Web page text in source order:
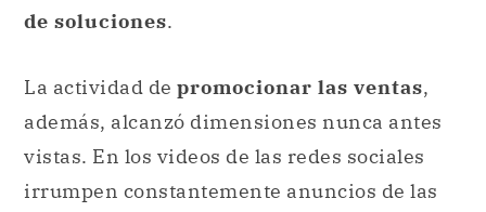
de soluciones.
La actividad de promocionar las ventas,
además, alcanzó dimensiones nunca antes
vistas. En los videos de las redes sociales
irrumpen constantemente anuncios de las